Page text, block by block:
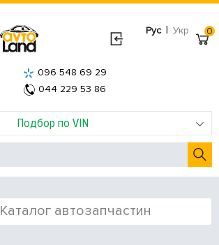
Рус | Укр
Подбор по VIN
096 548 69 29
044 229 53 86
0
Каталог автозапчастин